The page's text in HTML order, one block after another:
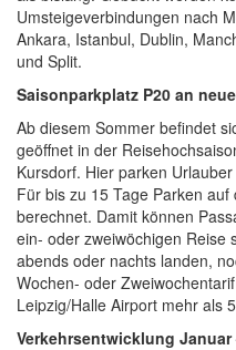
Umsteigeverbindungen nach
Ankara, Istanbul, Dublin,
und Split.
Saisonparkplatz P20 an
Ab diesem Sommer befindet
geöffnet in der
Kursdorf. Hier parken
Für bis zu 15 Tage Parken auf
berechnet. Damit können
ein- oder zweiwöchigen Reise
abends oder nachts landen,
Wochen- oder
Leipzig/Halle Airport mehr als
Verkehrsentwicklung Januar